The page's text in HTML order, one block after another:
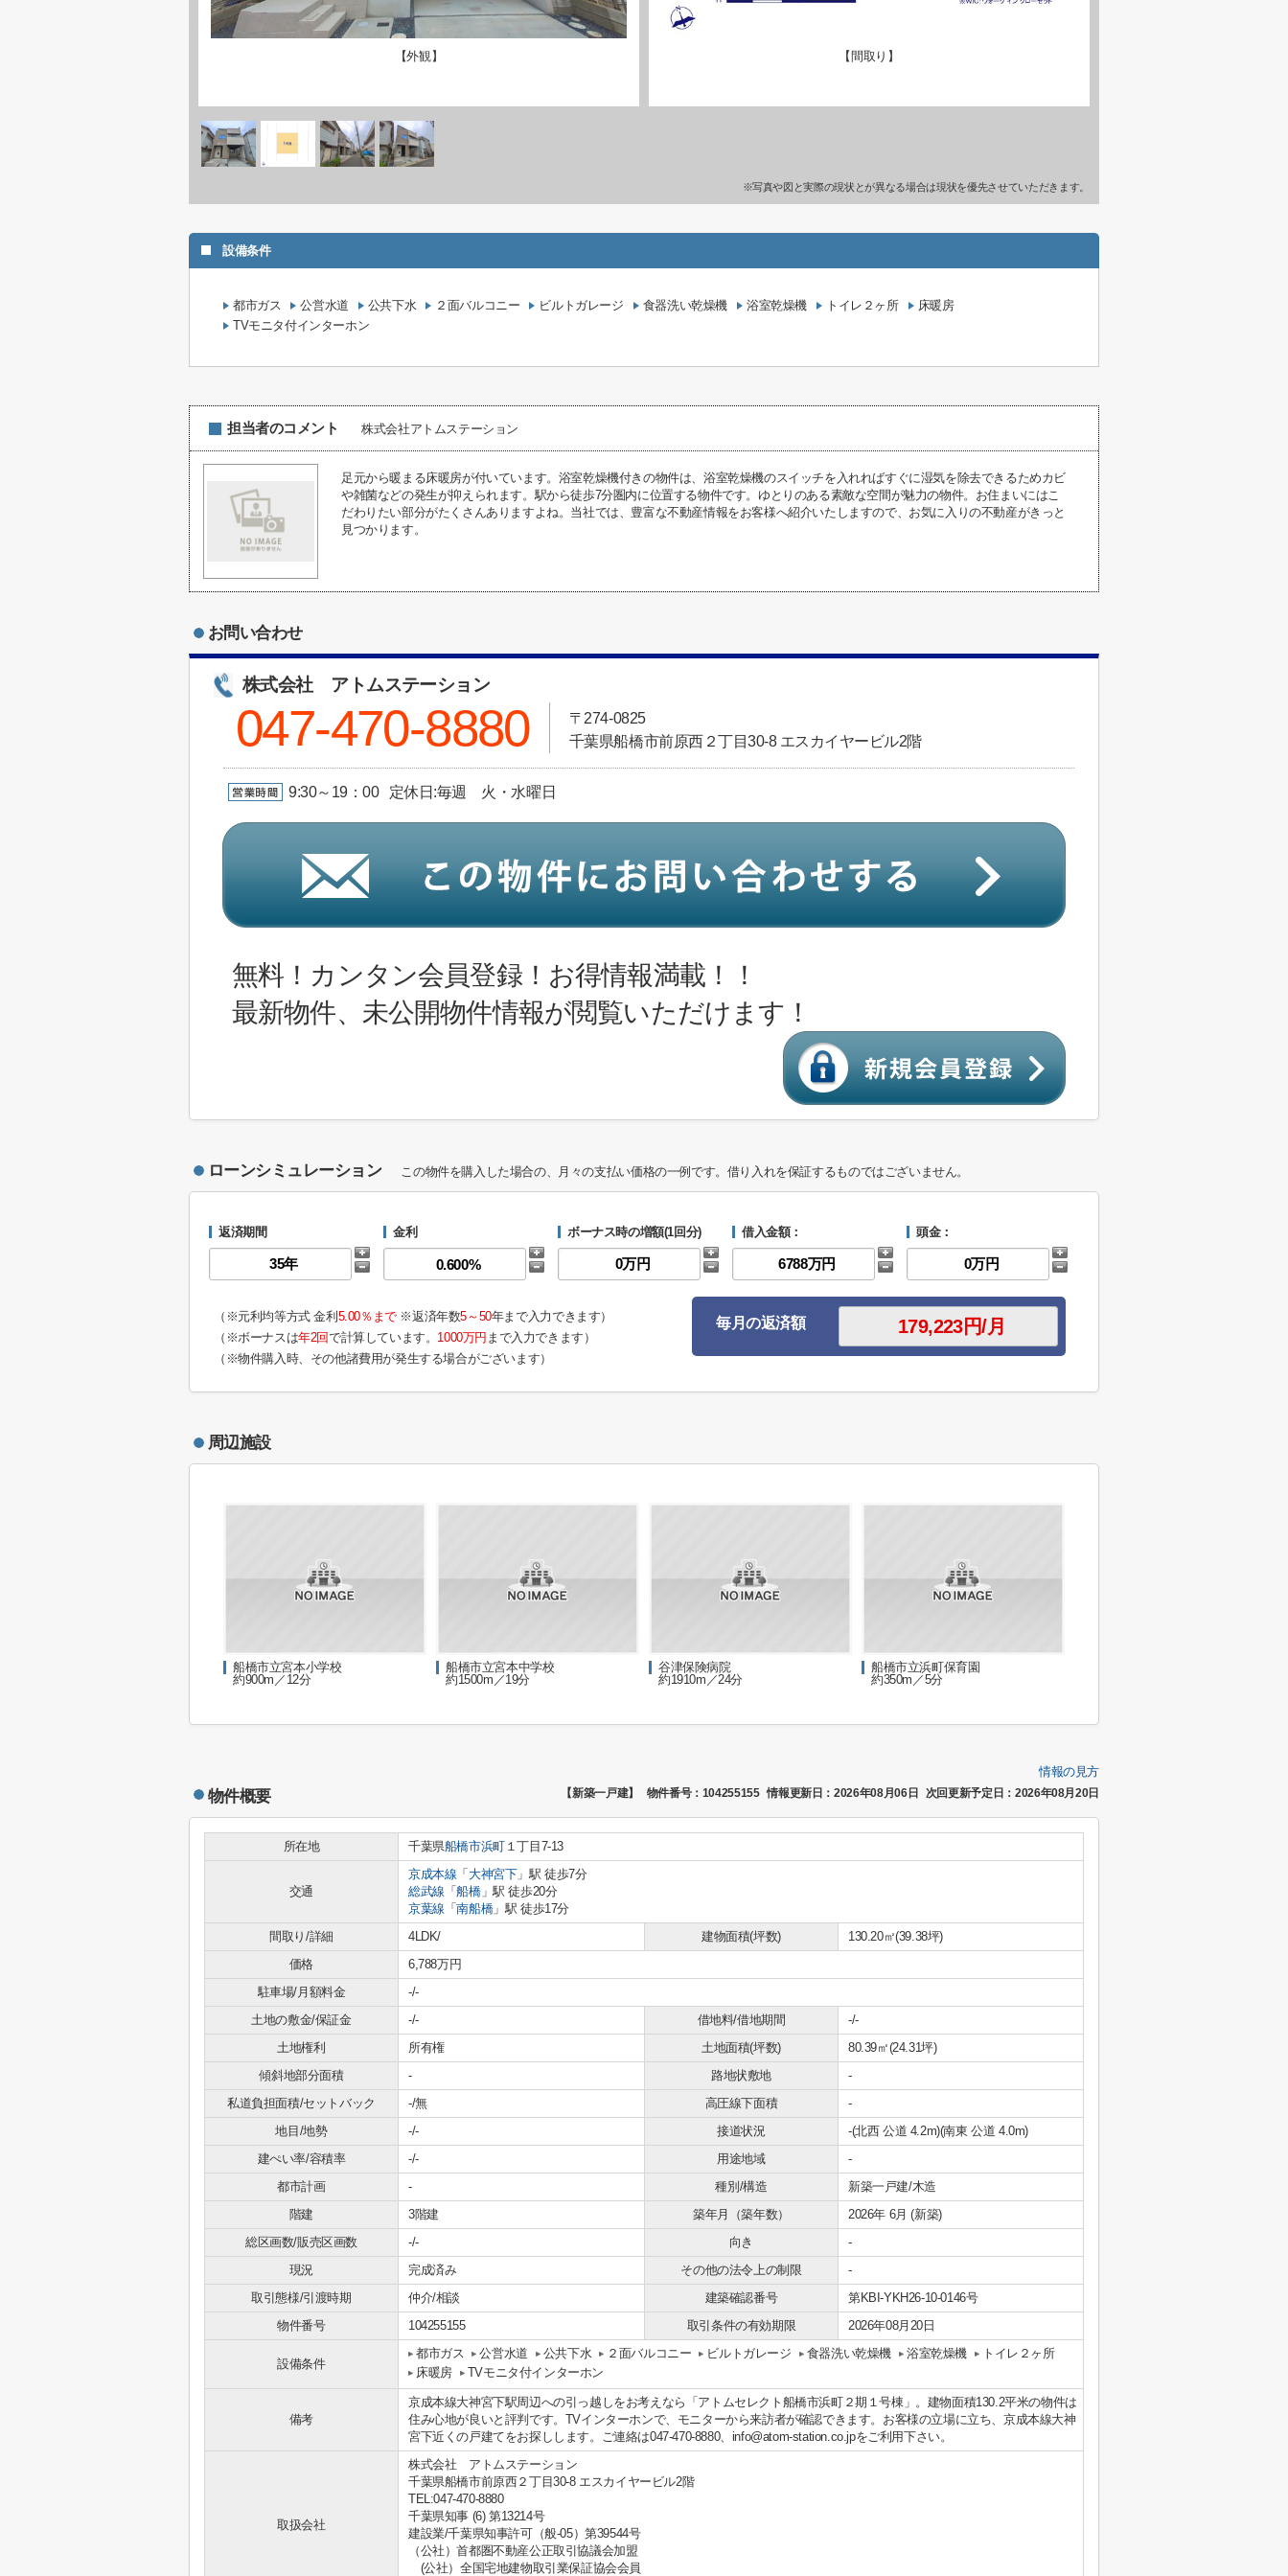
【外観】 【間取り】
※写真や図と実際の現状とが異なる場合は現状を優先させていただきます。
設備条件
都市ガス 公営水道 公共下水 ２面バルコニー ビルトガレージ 食器洗い乾燥機 浴室乾燥機 トイレ２ヶ所
床暖房
TVモニタ付インターホン
担当者のコメント 株式会社アトムステーション
足元から暖まる床暖房が付いています。浴室乾燥機付きの物件は、浴室乾燥機のスイッチを入れればすぐに湿気を除去できるためカビ
や雑菌などの発生が抑えられます。駅から徒歩7分圏内に位置する物件です。ゆとりのある素敵な空間が魅力の物件。お住まいにはこ
だわりたい部分がたくさんありますよね。当社では、豊富な不動産情報をお客様へ紹介いたしますので、お気に入りの不動産がきっと
見つかります。
お問い合わせ
株式会社 アトムステーション
047-470-8880
〒274-0825
千葉県船橋市前原西２丁目30-8 エスカイヤービル2階
9:30～19：00 定休日:毎週 火・水曜日
無料！カンタン会員登録！お得情報満載！！
最新物件、未公開物件情報が閲覧いただけます！
ローンシミュレーション この物件を購入した場合の、月々の支払い価格の一例です。借り入れを保証するものではございません。
返済期間 金利 ボーナス時の増額(1回分) 借入金額： 頭金：
（※元利均等方式 金利 5.00％まで※返済年数5～50年まで入力できます）
（※ボーナスは年2回で計算しています。 1000万円 まで入力できます）
（※物件購入時、その他諸費用が発生する場合がございます）
毎月の返済額
周辺施設
船橋市立宮本小学校
約900m／12分
船橋市立宮本中学校
約1500m／19分
谷津保険病院
約1910m／24分
船橋市立浜町保育園
約350m／5分
情報の見方
物件概要 【新築一戸建】 物件番号：104255155 情報更新日：2026年08月06日 次回更新予定日：2026年08月20日
所在地 千葉県船橋市浜町１丁目7-13
交通
京成本線 「 大神宮下」駅 徒歩7分
総武線 「船橋」駅 徒歩20分
京葉線 「南船橋」駅 徒歩17分
間取り/詳細
4LDK/ 建物面積(坪数)
130.20㎡(39.38坪)
価格
6,788万円
駐車場/月額料金
-/-
土地の敷金/保証金
-/- 借地料/借地期間
-/-
土地権利
所有権 土地面積(坪数)
80.39㎡(24.31坪)
傾斜地部分面積
- 路地状敷地
-
私道負担面積/セットバック
-/無 高圧線下面積
-
地目/地勢
-/- 接道状況
-(北西 公道 4.2m)(南東 公道 4.0m)
建ぺい率/容積率
-/- 用途地域
-
都市計画
- 種別/構造
新築一戸建/木造
階建
3階建 築年月（築年数）
2026年 6月 (新築)
総区画数/販売区画数
-/- 向き
-
現況
完成済み その他の法令上の制限
-
取引態様/引渡時期
仲介/相談 建築確認番号
第KBI-YKH26-10-0146号
物件番号
104255155 取引条件の有効期限 2026年08月20日
設備条件
都市ガス 公営水道 公共下水 ２面バルコニー ビルトガレージ 食器洗い乾燥機 浴室乾燥機
トイレ２ヶ所
床暖房
TVモニタ付インターホン
備考
京成本線大神宮下駅周辺への引っ越しをお考えなら「アトムセレクト船橋市浜町２期１号棟」。建物面積130.2平米の物件は
住み心地が良いと評判です。TVインターホンで、モニターから来訪者が確認できます。お客様の立場に立ち、京成本線大神
宮下近くの戸建てをお探しします。ご連絡は047-470-8880、info@atom-station.co.jpをご利用下さい。
取扱会社
株式会社 アトムステーション
千葉県船橋市前原西２丁目30-8 エスカイヤービル2階
TEL:047-470-8880
千葉県知事 (6) 第13214号
建設業/千葉県知事許可（般-05）第39544号
（公社）首都圏不動産公正取引協議会加盟
(公社）全国宅地建物取引業保証協会会員